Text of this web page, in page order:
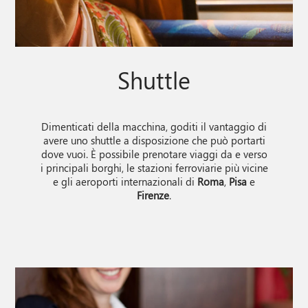
Prenota il tuo
SOGGIORNO
BAMBINI
Shuttle
Dimenticati della macchina, goditi il vantaggio di
avere uno shuttle a disposizione che può portarti
dove vuoi. È possibile prenotare viaggi da e verso
i principali borghi, le stazioni ferroviarie più vicine
e gli aeroporti internazionali di Roma, Pisa e
Firenze.